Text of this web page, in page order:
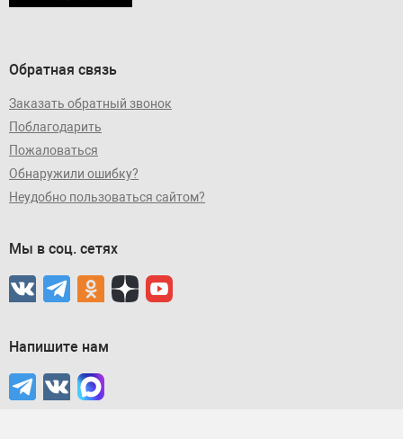
Обратная связь
Заказать обратный звонок
Поблагодарить
Пожаловаться
Обнаружили ошибку?
Неудобно пользоваться сайтом?
Мы в соц. сетях
Напишите нам